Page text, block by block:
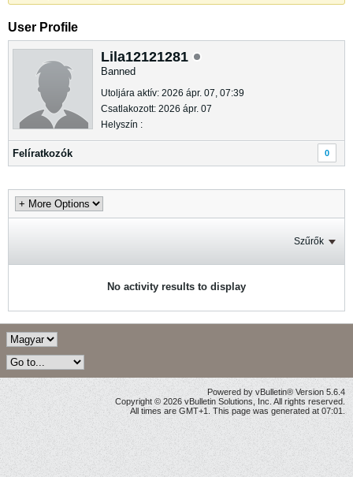
User Profile
Lila12121281
Banned
Utoljára aktív: 2026 ápr. 07, 07:39
Csatlakozott: 2026 ápr. 07
Helyszín :
Felíratkozók 0
Szűrők
No activity results to display
Powered by vBulletin® Version 5.6.4
Copyright © 2026 vBulletin Solutions, Inc. All rights reserved.
All times are GMT+1. This page was generated at 07:01.